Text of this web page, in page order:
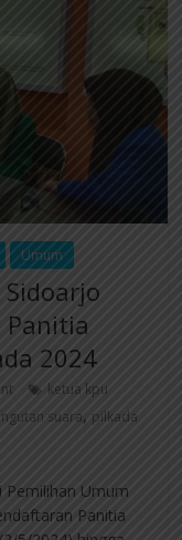
Umum
2024
ketua kpu
suara, pilkada
Pemilihan Umum
Panitia